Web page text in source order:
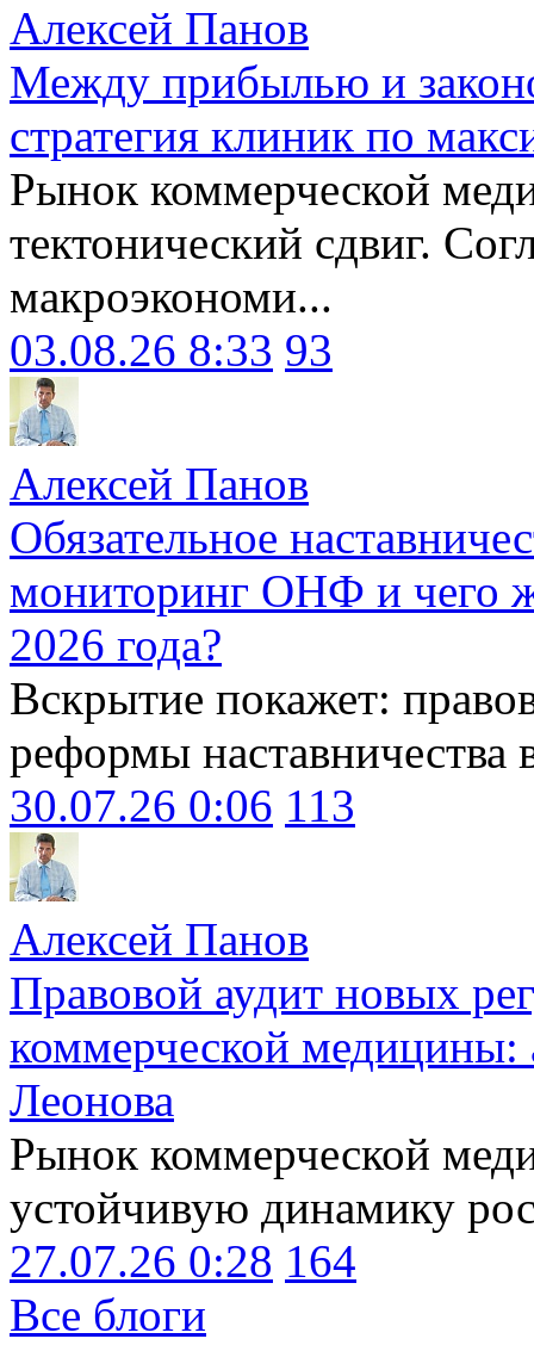
Алексей Панов
Между прибылью и
стратегия клиник по
Рынок коммерческой
тектонический сдвиг.
макроэкономи...
03.08.26 8:33 93
Алексей Панов
Обязательное
мониторинг ОНФ и чего
2026 года?
Вскрытие покажет:
реформы наставничества
30.07.26 0:06 113
Алексей Панов
Правовой аудит новых
коммерческой медицины:
Леонова
Рынок коммерческой
устойчивую динамику
27.07.26 0:28 164
Все блоги